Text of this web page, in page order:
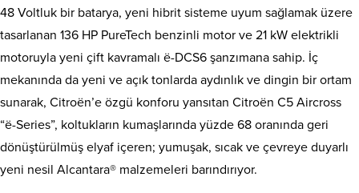
48 Voltluk bir batarya, yeni hibrit sisteme uyum sağlamak üzere
tasarlanan 136 HP PureTech benzinli motor ve 21 kW elektrikli
motoruyla yeni çift kavramalı ë-DCS6 şanzımana sahip. İç
mekanında da yeni ve açık tonlarda aydınlık ve dingin bir ortam
sunarak, Citroën’e özgü konforu yansıtan Citroën C5 Aircross
“ë-Series”, koltukların kumaşlarında yüzde 68 oranında geri
dönüştürülmüş elyaf içeren; yumuşak, sıcak ve çevreye duyarlı
yeni nesil Alcantara® malzemeleri barındırıyor.